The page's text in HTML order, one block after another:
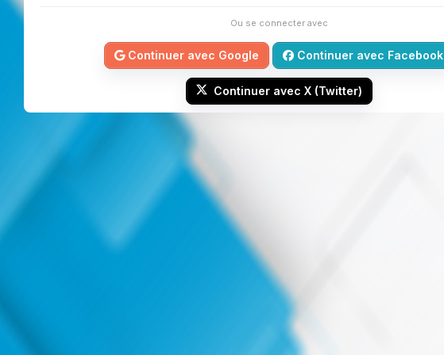
Ou se connecter avec
Continuer avec Google Continuer avec Facebook
Continuer avec X (Twitter)